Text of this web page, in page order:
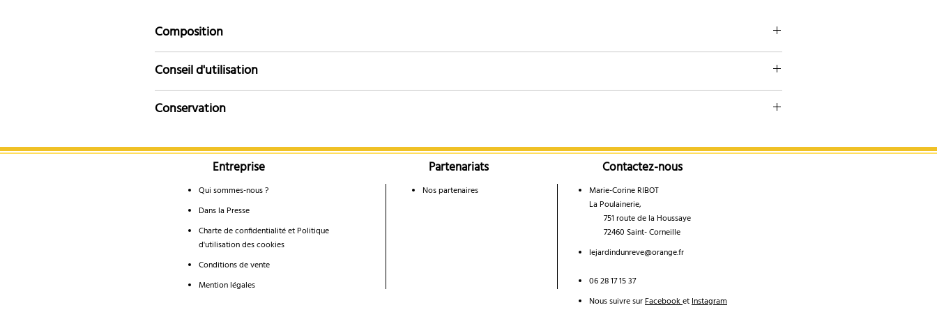
information médicale, ni engager notre
responsabilité. Pour tout usage dans un
but thérapeutique, consultez un
Composition
Tous nos hydrolats sont microfiltrés et nos plantes cultivées sans herbicide ni insecticide.
Conseil d'utilisation
compresse sur des yeux congestionnés, irrités ou fatigués.
Pleins d'autres possibilités s'offrent à vous ! N'hésitez pas à allez chercher d'autres utilisations à vos hydrolats.
Conservation
Vous pouvez consommer votre produits jusqu'à 6 mois après ouverture.
Si vous constatez un changement d’aspect ou d'odeur n'utilisez plus votre produit.
Entreprise Partenariats Contactez-nous
Qui sommes-nous ?
Dans la Presse
Charte de confidentialité et Politique
d'utilisation des cookies
Conditions de vente
Mention légales
Nos partenaires
Marie-Corine RIBOT
La Poulainerie,
751 route de la Houssaye
72460 Saint- Corneille
lejardindunreve@orange.fr
06 28 17 15 37
Nous suivre surFacebooketInstagram